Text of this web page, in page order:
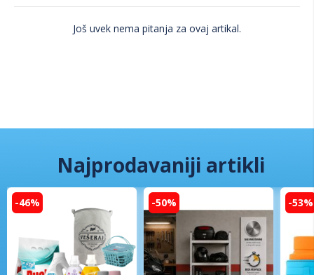
Još uvek nema pitanja za ovaj artikal.
Najprodavaniji artikli
-46% -50% -53%